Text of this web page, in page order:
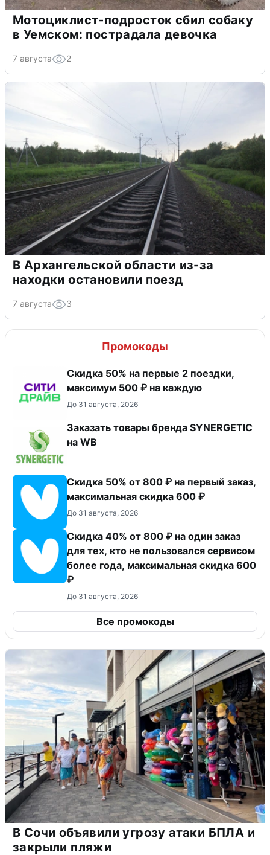
Мотоциклист-подросток сбил собаку
в Уемском: пострадала девочка
7 августа 2
В Архангельской области из-за
находки остановили поезд
7 августа 3
Промокоды
Скидка 50% на первые 2 поездки,
максимум 500 ₽ на каждую
До 31 августа, 2026
Заказать товары бренда SYNERGETIC
на WB
Скидка 50% от 800 ₽ на первый заказ,
максимальная скидка 600 ₽
До 31 августа, 2026
Скидка 40% от 800 ₽ на один заказ
для тех, кто не пользовался сервисом
более года, максимальная скидка 600
₽
До 31 августа, 2026
Все промокоды
В Сочи объявили угрозу атаки БПЛА и
закрыли пляжи